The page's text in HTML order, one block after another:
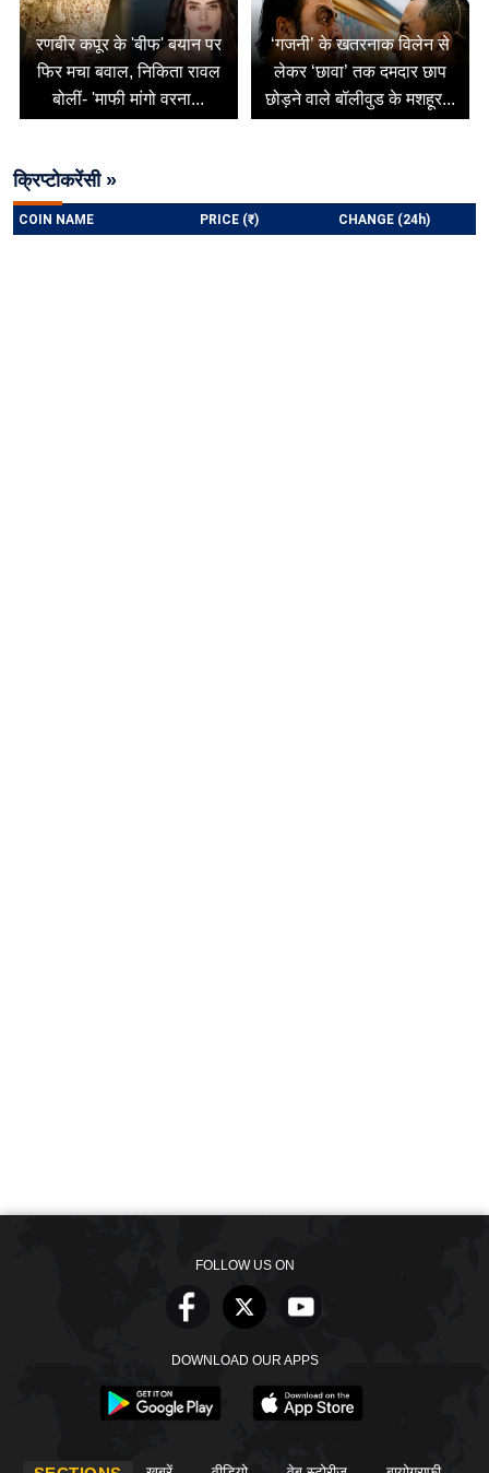
रणबीर कपूर के 'बीफ' बयान पर
फिर मचा बवाल, निकिता रावल
बोलीं- 'माफी मांगो वरना...
‘गजनी’ के खतरनाक विलेन से
लेकर ‘छावा’ तक दमदार छाप
छोड़ने वाले बॉलीवुड के मशहूर...
क्रिप्टोकरेंसी »
FOLLOW US ON
DOWNLOAD OUR APPS